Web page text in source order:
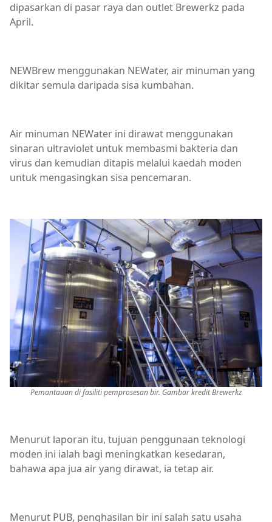
dipasarkan di pasar raya dan outlet Brewerkz pada
April.
NEWBrew menggunakan NEWater, air minuman yang
dikitar semula daripada sisa kumbahan.
Air minuman NEWater ini dirawat menggunakan
sinaran ultraviolet untuk membasmi bakteria dan
virus dan kemudian ditapis melalui kaedah moden
untuk mengasingkan sisa pencemaran.
Pemantauan di fasiliti pemprosesan bir. Gambar kredit Brewerkz
Menurut laporan itu, tujuan penggunaan teknologi
moden ini ialah bagi meningkatkan kesedaran,
bahawa apa jua air yang dirawat, ia tetap air.
Menurut PUB, penghasilan bir ini salah satu usaha